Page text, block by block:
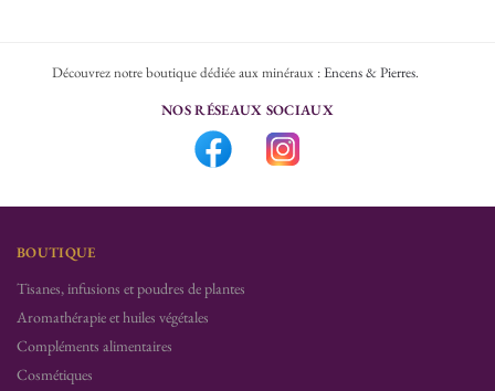
Découvrez notre boutique dédiée aux minéraux :Encens & Pierres.
NOS RÉSEAUX SOCIAUX
BOUTIQUE
Tisanes, infusions et poudres de plantes
Aromathérapie et huiles végétales
Compléments alimentaires
Cosmétiques